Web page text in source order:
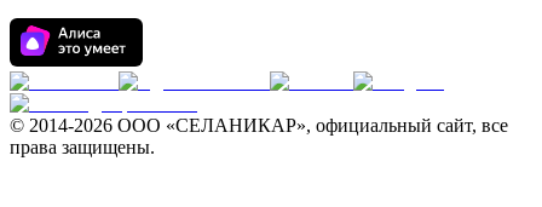
© 2014-2026 ООО «СЕЛАНИКАР», официальный сайт, все
права защищены.